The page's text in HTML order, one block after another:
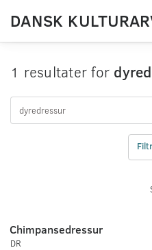
DANSK
1 resultater for
Chimpansedressur
DR